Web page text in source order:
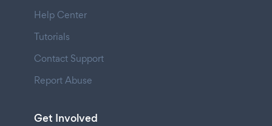
Help Center
Tutorials
Contact Support
Report Abuse
Get Involved